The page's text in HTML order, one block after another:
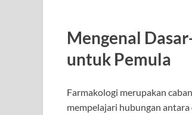
Mengenal
untuk Pemula
Farmakologi merupakan
mempelajari hubungan